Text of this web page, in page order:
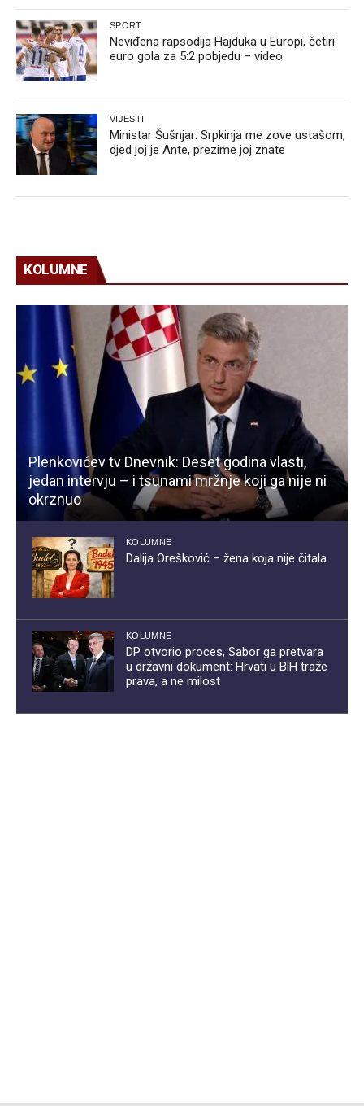
SPORT
Neviđena rapsodija Hajduka u Europi, četiri
euro gola za 5:2 pobjedu – video
VIJESTI
Ministar Šušnjar: Srpkinja me zove ustašom,
djed joj je Ante, prezime joj znate
KOLUMNE
Plenkovićev tv Dnevnik: Deset godina vlasti,
jedan intervju – i tsunami mržnje koji ga nije ni
okrznuo
KOLUMNE
Dalija Orešković – žena koja nije čitala
KOLUMNE
DP otvorio proces, Sabor ga pretvara
u državni dokument: Hrvati u BiH traže
prava, a ne milost